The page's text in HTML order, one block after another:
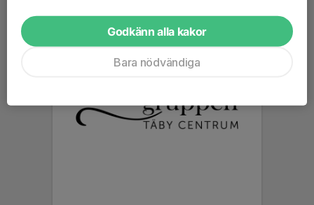
Godkänn alla kakor
Bara nödvändiga